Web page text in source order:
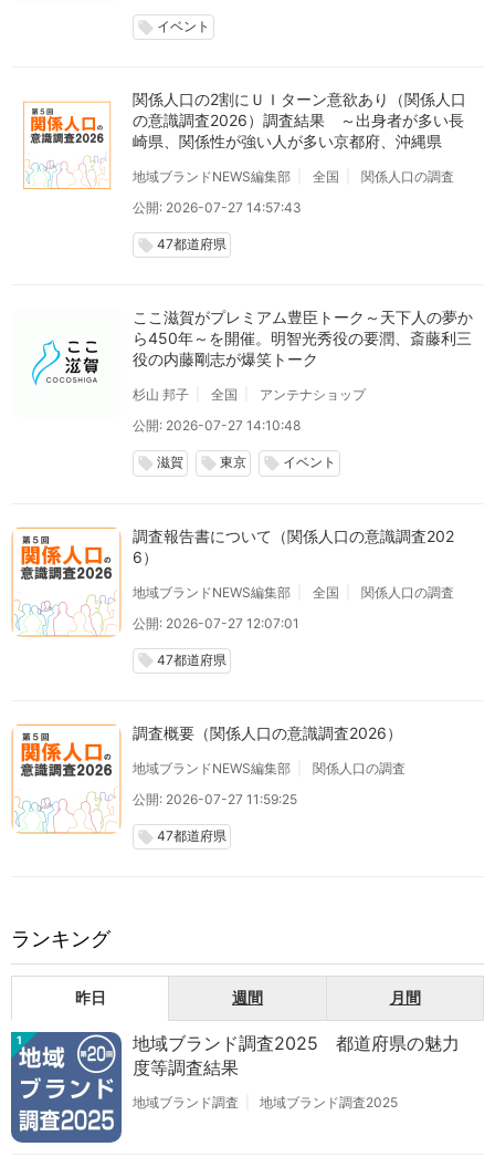
local_offer イベント
関係人口の2割にＵＩターン意欲あり（関係人口
の意識調査2026）調査結果 ～出身者が多い長
崎県、関係性が強い人が多い京都府、沖縄県
地域ブランドNEWS編集部 全国
関係人口の調査
公開: 2026-07-27 14:57:43
local_offer 47都道府県
ここ滋賀がプレミアム豊臣トーク～天下人の夢か
ら450年～を開催。明智光秀役の要潤、斎藤利三
役の内藤剛志が爆笑トーク
杉山 邦子 全国
アンテナショップ
公開: 2026-07-27 14:10:48
local_offer 滋賀 local_offer 東京 local_offer イベント
調査報告書について（関係人口の意識調査202
6）
地域ブランドNEWS編集部 全国
関係人口の調査
公開: 2026-07-27 12:07:01
local_offer 47都道府県
調査概要（関係人口の意識調査2026）
地域ブランドNEWS編集部
関係人口の調査
公開: 2026-07-27 11:59:25
local_offer 47都道府県
ランキング
昨日 週間 月間
1
地域ブランド調査2025 都道府県の魅力
度等調査結果
地域ブランド調査 地域ブランド調査2025